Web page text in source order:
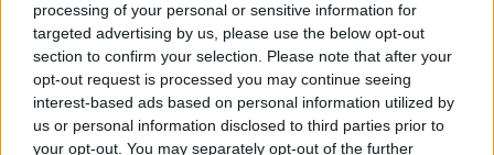
processing of your personal or sensitive information for
targeted advertising by us, please use the below opt-out
section to confirm your selection. Please note that after your
opt-out request is processed you may continue seeing
interest-based ads based on personal information utilized by
us or personal information disclosed to third parties prior to
your opt-out. You may separately opt-out of the further